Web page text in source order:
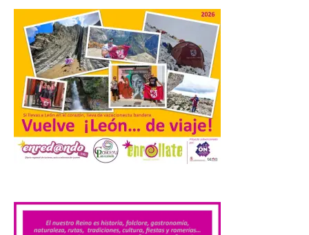
de Europa, un recurso
natural que permite disfrutar de
actividades de astroturismo durante todo
el año. La Dirección General de Turismo
ha puesto en marcha diversas iniciativas
relacionadas […]
Cabárceno prepara tres
enclaves privilegiados
desde los que divisar el
eclipse solar del 12 de
8 Ago 2026